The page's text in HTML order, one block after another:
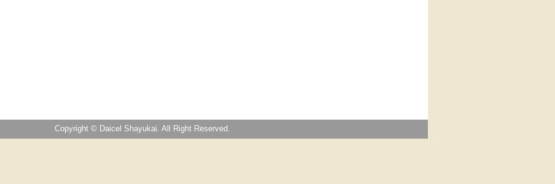
Copyright © Daicel Shayukai. All Right Reserved.